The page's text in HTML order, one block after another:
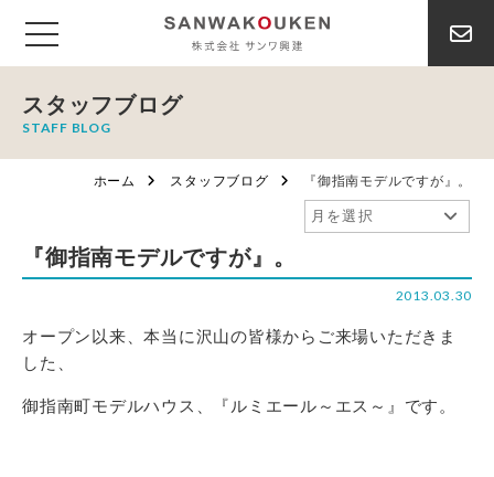
スタッフブログ
STAFF BLOG
ホーム スタッフブログ 『御指南モデルですが』。
『御指南モデルですが』。
2013.03.30
オープン以来、本当に沢山の皆様からご来場いただきま
した、
御指南町モデルハウス、『ルミエール～エス～』です。